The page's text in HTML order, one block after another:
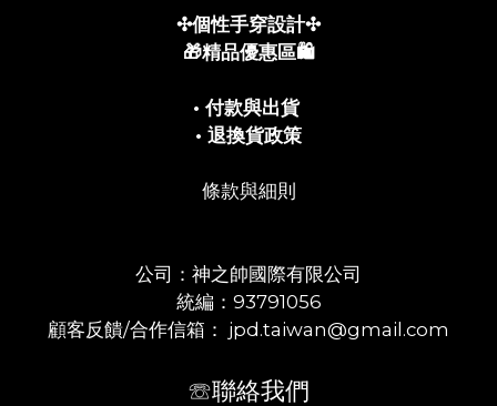
✣個性手穿設計✣
🎁精品優惠區🛍️
• 付款與出貨
• 退換貨政策
條款與細則
公司：神之帥國際有限公司
統編：93791056
顧客反饋/合作信箱： jpd.taiwan@gmail.com
☏聯絡我們